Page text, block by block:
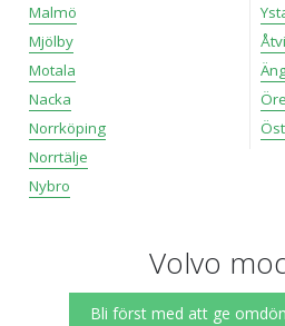
Malmö
Mjölby
Motala
Nacka
Norrköping
Norrtälje
Nybro
Volvo
Bli först med att ge